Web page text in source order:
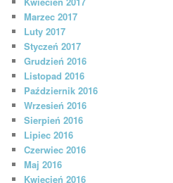
Marzec 2017
Luty 2017
Styczeń 2017
Grudzień 2016
Listopad 2016
Październik 2016
Wrzesień 2016
Sierpień 2016
Lipiec 2016
Czerwiec 2016
Maj 2016
Kwiecień 2016